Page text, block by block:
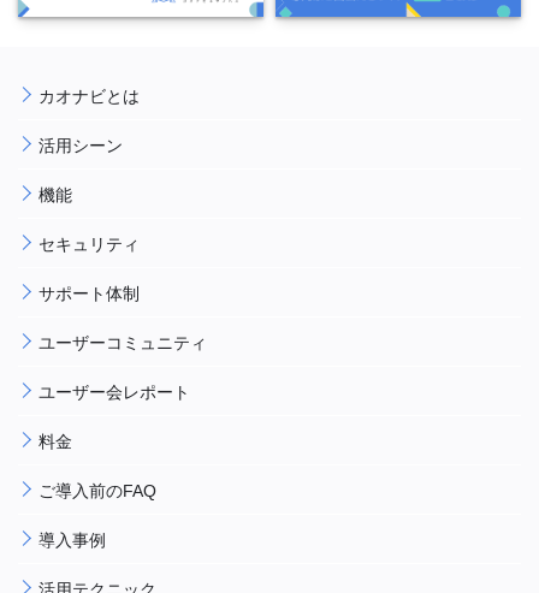
カオナビとは
活用シーン
機能
セキュリティ
サポート体制
ユーザーコミュニティ
ユーザー会レポート
料金
ご導入前のFAQ
導入事例
活用テクニック